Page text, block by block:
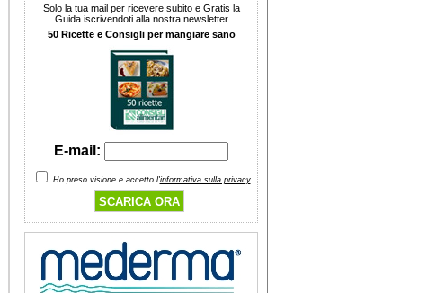
Solo la tua mail per ricevere subito e Gratis la
Guida iscrivendoti alla nostra newsletter
50 Ricette e Consigli per mangiare sano
E-mail:
Ho preso visione e accetto l'informativa sulla privacy